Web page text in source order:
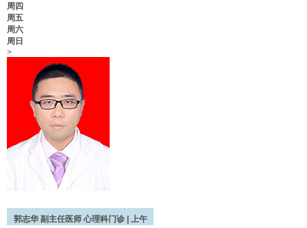
周四
周五
周六
周日
>
郭志华 副主任医师 心理科门诊 | 上午